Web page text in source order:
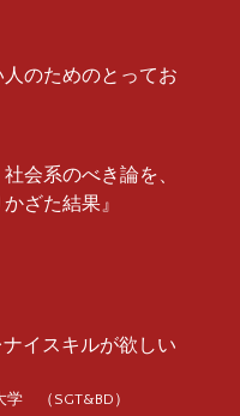
のためのとってお
会系のべき論を、
ざた結果』
イスキルが欲しい
学 （SGT&BD）